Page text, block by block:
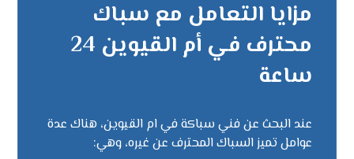
مزايا التعامل مع سباك
محترف في أم القيوين 24
ساعة
عند البحث عن فني سباكة في ام القيوين، هناك عدة
عوامل تميز السباك المحترف عن غيره، وهي: